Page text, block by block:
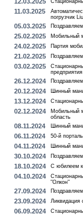
11.03.2025
погрузчик
05.03.2025
25.02.2025 Мобильный
24.02.2025 Партия
21.02.2025
03.02.2025
26.12.2024
20.12.2024 Шинный
13.12.2024
02.12.2024
Мобильный
область
08.11.2024 Шинный
06.11.2024 50-й
04.11.2024 Шинный
30.10.2024
18.10.2024 С юбилеем
04.10.2024
"Олкон"
27.09.2024
23.09.2024 Ликвидация
06.09.2024